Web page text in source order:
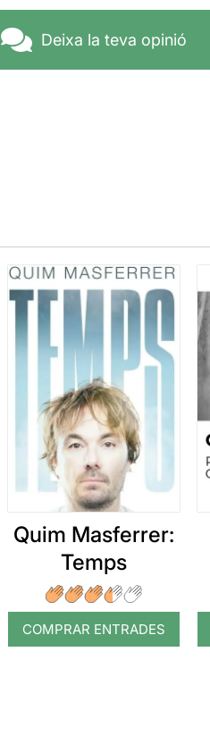
Deixa la teva opinió
Quim Masferrer:
Temps
COMPRAR ENTRADES